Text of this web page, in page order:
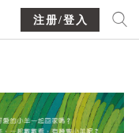
注册/登入